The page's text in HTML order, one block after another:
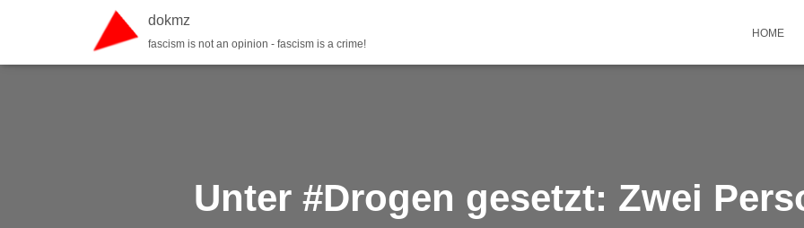
dokmz
fascism is not an opinion - fascism is a crime!
HOME
Unter #Drogen gesetzt: Zwei